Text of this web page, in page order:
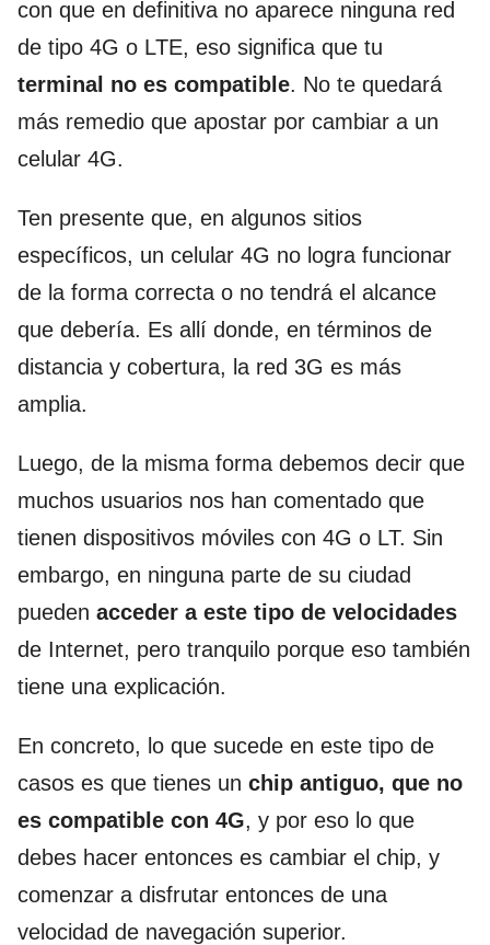
con que en definitiva no aparece ninguna red
de tipo 4G o LTE, eso significa que tu
terminal no es compatible. No te quedará
más remedio que apostar por cambiar a un
celular 4G.
Ten presente que, en algunos sitios
específicos, un celular 4G no logra funcionar
de la forma correcta o no tendrá el alcance
que debería. Es allí donde, en términos de
distancia y cobertura, la red 3G es más
amplia.
Luego, de la misma forma debemos decir que
muchos usuarios nos han comentado que
tienen dispositivos móviles con 4G o LT. Sin
embargo, en ninguna parte de su ciudad
pueden acceder a este tipo de velocidades
de Internet, pero tranquilo porque eso también
tiene una explicación.
En concreto, lo que sucede en este tipo de
casos es que tienes un chip antiguo, que no
es compatible con 4G, y por eso lo que
debes hacer entonces es cambiar el chip, y
comenzar a disfrutar entonces de una
velocidad de navegación superior.